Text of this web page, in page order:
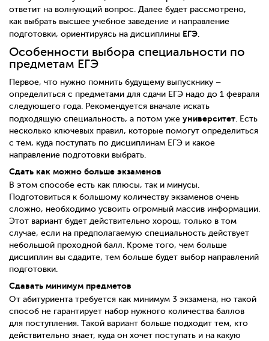
ответит на волнующий вопрос. Далее будет рассмотрено,
как выбрать высшее учебное заведение и направление
подготовки, ориентируясь на дисциплины ЕГЭ.
Особенности выбора специальности по
предметам ЕГЭ
Первое, что нужно помнить будущему выпускнику –
определиться с предметами для сдачи ЕГЭ надо до 1 февраля
следующего года. Рекомендуется вначале искать
подходящую специальность, а потом уже университет . Есть
несколько ключевых правил, которые помогут определиться
с тем, куда поступать по дисциплинам ЕГЭ и какое
направление подготовки выбрать.
Сдать как можно больше экзаменов
В этом способе есть как плюсы, так и минусы.
Подготовиться к большому количеству экзаменов очень
сложно, необходимо усвоить огромный массив информации.
Этот вариант будет действительно хорош, только в том
случае, если на предполагаемую специальность действует
небольшой проходной балл. Кроме того, чем больше
дисциплин вы сдадите, тем больше будет выбор направлений
подготовки.
Сдавать минимум предметов
От абитуриента требуется как минимум 3 экзамена, но такой
способ не гарантирует набор нужного количества баллов
для поступления. Такой вариант больше подходит тем, кто
действительно знает, куда он хочет поступать и на какую